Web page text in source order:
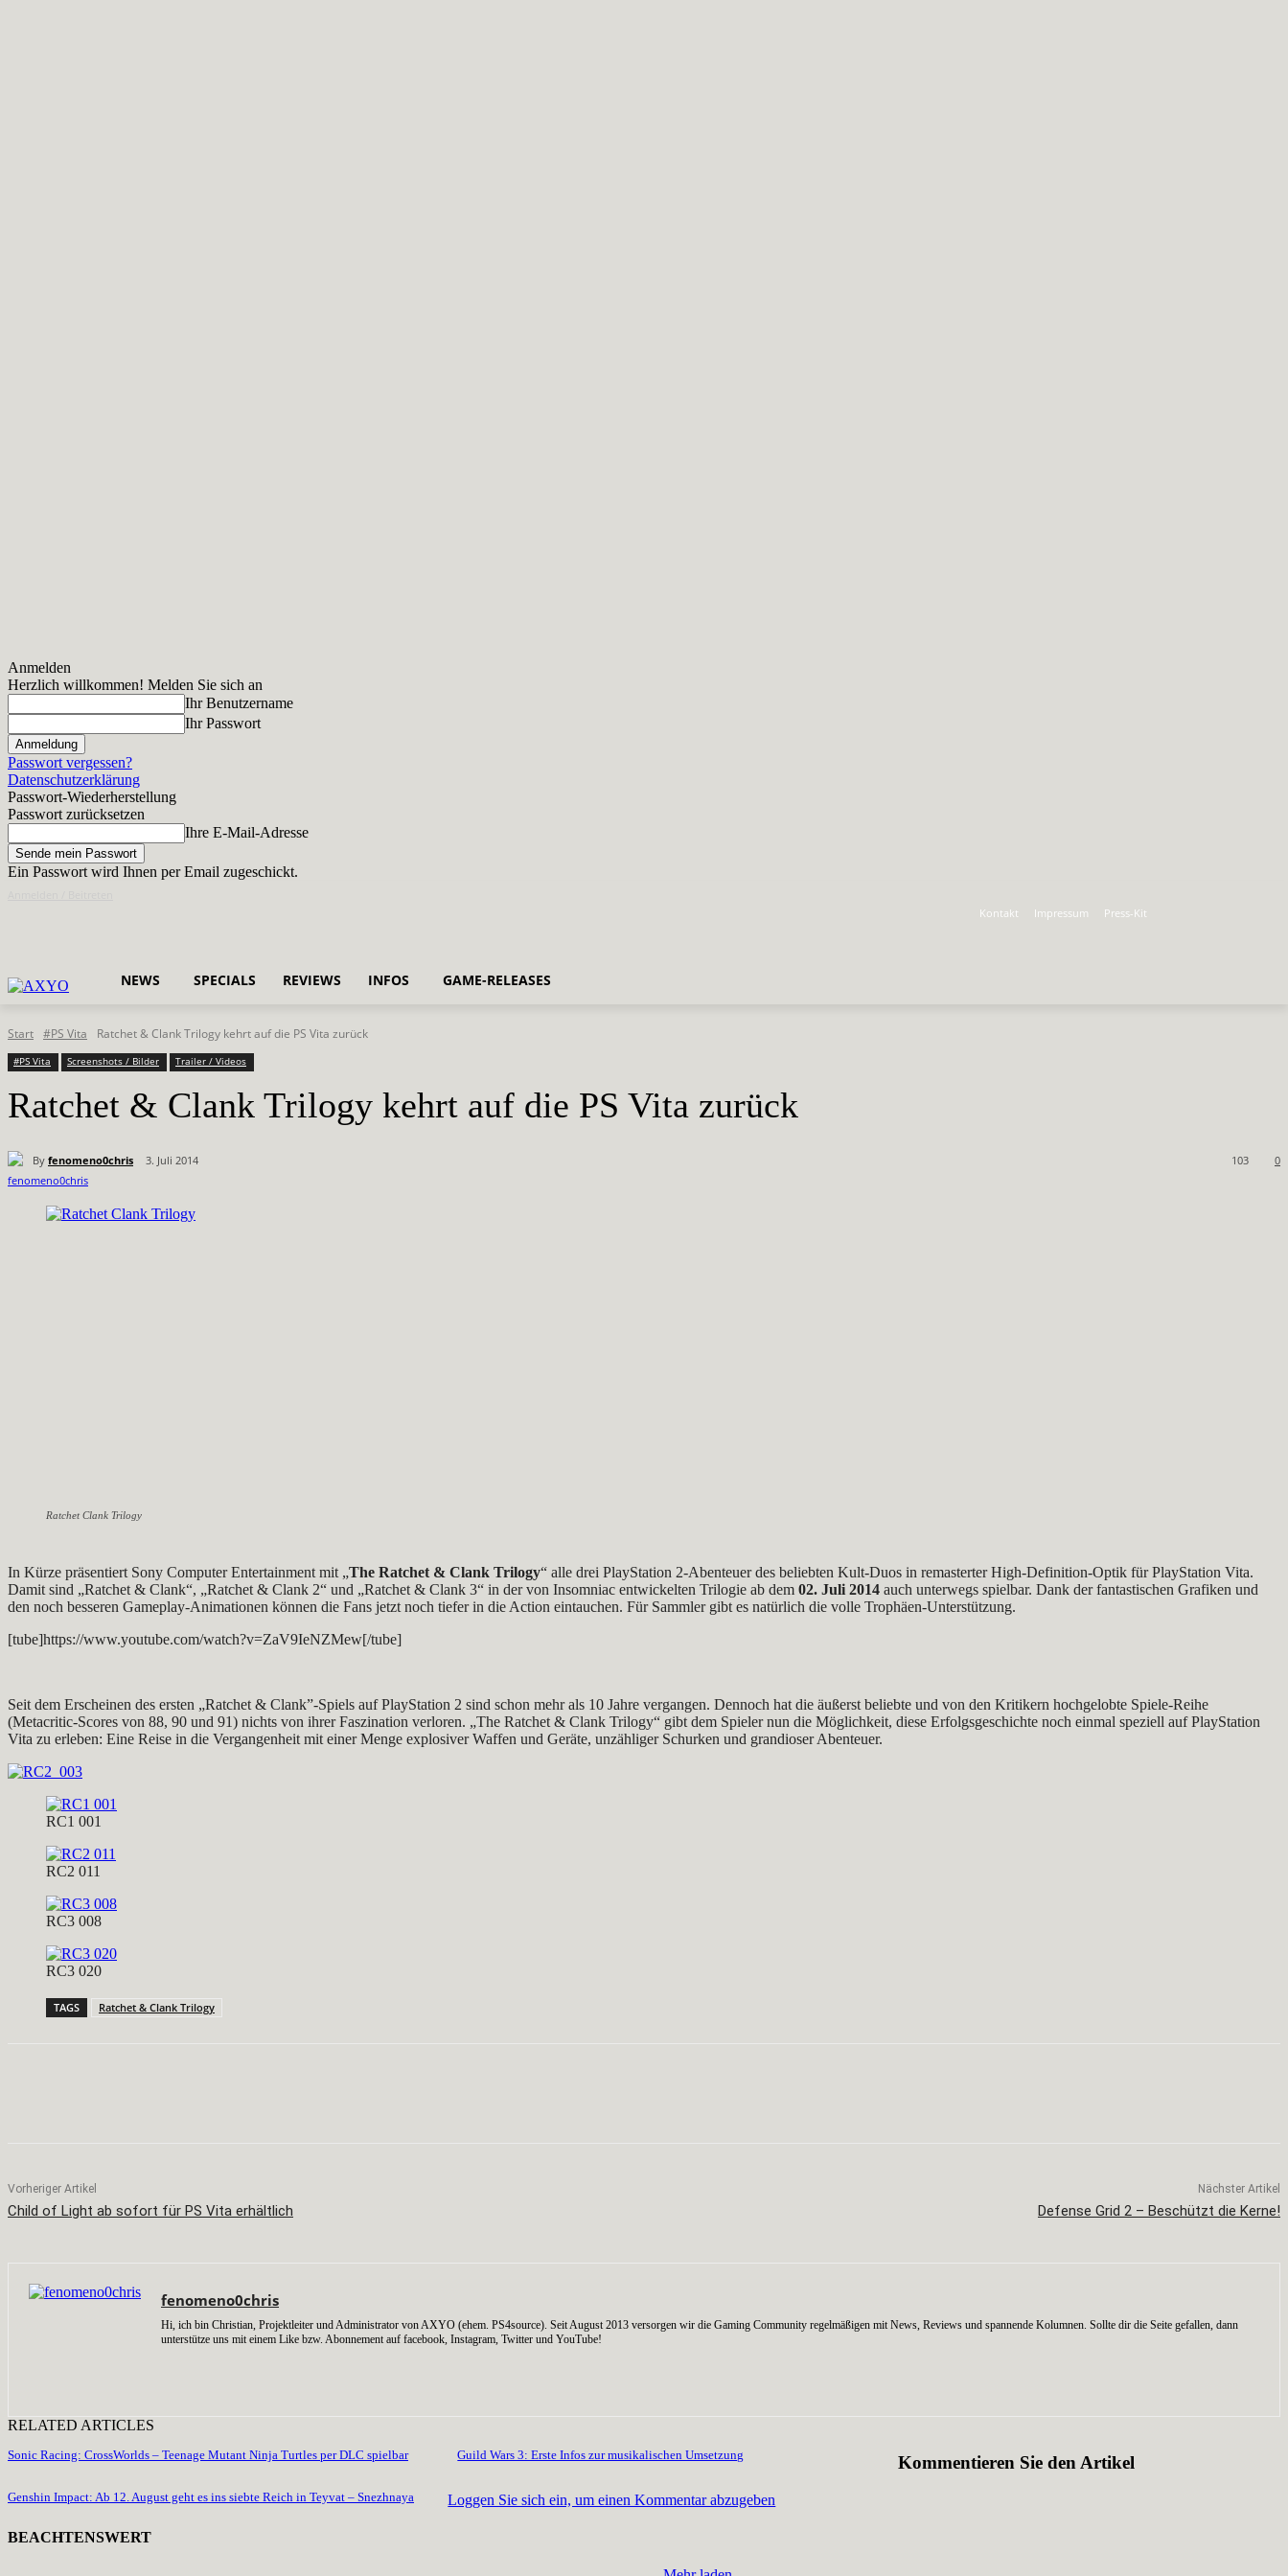
Anmelden
Herzlich willkommen! Melden Sie sich an
Ihr Benutzername
Ihr Passwort
Passwort vergessen?
Datenschutzerklärung
Passwort-Wiederherstellung
Passwort zurücksetzen
Ihre E-Mail-Adresse
Ein Passwort wird Ihnen per Email zugeschickt.
Kontakt
Impressum Press-Kit
NEWS SPECIALS REVIEWS INFOS GAME-RELEASES
Start #PS Vita Ratchet & Clank Trilogy kehrt auf die PS Vita zurück
#PS Vita Screenshots / Bilder Trailer / Videos
Ratchet & Clank Trilogy kehrt auf die PS Vita zurück
By fenomeno0chris 3. Juli 2014 0
103
Ratchet Clank Trilogy
In Kürze präsentiert Sony Computer Entertainment mit „The Ratchet & Clank Trilogy“ alle drei PlayStation 2-Abenteuer des beliebten Kult-Duos in remasterter High-Definition-Optik für PlayStation Vita.
Damit sind „Ratchet & Clank“, „Ratchet & Clank 2“ und „Ratchet & Clank 3“ in der von Insomniac entwickelten Trilogie ab dem 02. Juli 2014 auch unterwegs spielbar. Dank der fantastischen Grafiken und
den noch besseren Gameplay-Animationen können die Fans jetzt noch tiefer in die Action eintauchen. Für Sammler gibt es natürlich die volle Trophäen-Unterstützung.
[tube]https://www.youtube.com/watch?v=ZaV9IeNZMew[/tube]
Seit dem Erscheinen des ersten „Ratchet & Clank”-Spiels auf PlayStation 2 sind schon mehr als 10 Jahre vergangen. Dennoch hat die äußerst beliebte und von den Kritikern hochgelobte Spiele-Reihe
(Metacritic-Scores von 88, 90 und 91) nichts von ihrer Faszination verloren. „The Ratchet & Clank Trilogy“ gibt dem Spieler nun die Möglichkeit, diese Erfolgsgeschichte noch einmal speziell auf PlayStation
Vita zu erleben: Eine Reise in die Vergangenheit mit einer Menge explosiver Waffen und Geräte, unzähliger Schurken und grandioser Abenteuer.
RC1 001
RC2 011
RC3 008
RC3 020
TAGS Ratchet & Clank Trilogy
Vorheriger Artikel
Child of Light ab sofort für PS Vita erhältlich
Nächster Artikel
Defense Grid 2 – Beschützt die Kerne!
fenomeno0chris
Hi, ich bin Christian, Projektleiter und Administrator von AXYO (ehem. PS4source). Seit August 2013 versorgen wir die Gaming Community regelmäßigen mit News, Reviews und spannende Kolumnen. Sollte dir die Seite gefallen, dann
unterstütze uns mit einem Like bzw. Abonnement auf facebook, Instagram, Twitter und YouTube!
RELATED ARTICLES
Sonic Racing: CrossWorlds – Teenage Mutant Ninja Turtles per DLC spielbar Guild Wars 3: Erste Infos zur musikalischen Umsetzung
Genshin Impact: Ab 12. August geht es ins siebte Reich in Teyvat – Snezhnaya
Kommentieren Sie den Artikel
Loggen Sie sich ein, um einen Kommentar abzugeben
BEACHTENSWERT